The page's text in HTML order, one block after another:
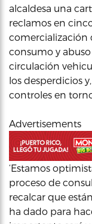
alcaldesa una
reclamos en
comercialización
consumo y
circulación
los desperdicios
controles en
Advertisements
‘Estamos
proceso de
recalcar que
ha dado para